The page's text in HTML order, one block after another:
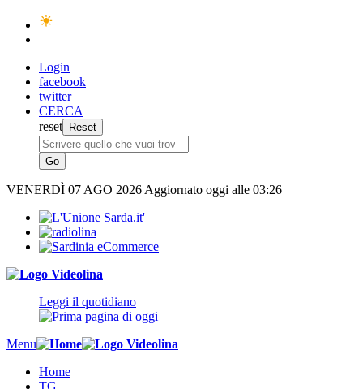
Login
facebook
twitter
CERCA
reset
VENERDÌ 07 AGO 2026 Aggiornato oggi alle 03:26
Leggi il quotidiano
Menu
Home
TG